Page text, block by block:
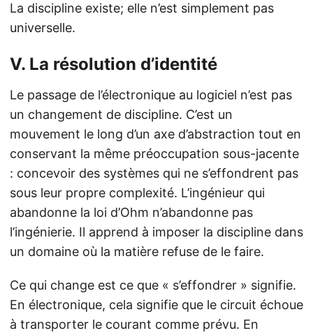
La discipline existe; elle n’est simplement pas
universelle.
V. La résolution d’identité
Le passage de l’électronique au logiciel n’est pas
un changement de discipline. C’est un
mouvement le long d’un axe d’abstraction tout en
conservant la même préoccupation sous-jacente
: concevoir des systèmes qui ne s’effondrent pas
sous leur propre complexité. L’ingénieur qui
abandonne la loi d’Ohm n’abandonne pas
l’ingénierie. Il apprend à imposer la discipline dans
un domaine où la matière refuse de le faire.
Ce qui change est ce que « s’effondrer » signifie.
En électronique, cela signifie que le circuit échoue
à transporter le courant comme prévu. En